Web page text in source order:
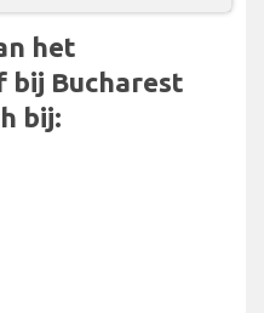
het
Bucharest
bij: